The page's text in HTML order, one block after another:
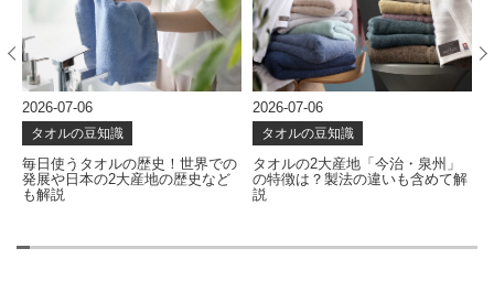
2026-07-06
タオルの豆知識
毎日使うタオルの歴史！世界での
発展や日本の2大産地の歴史など
も解説
2026-07-06
タオルの豆知識
タオルの2大産地「今治・泉州」
の特徴は？製法の違いも含めて解
説